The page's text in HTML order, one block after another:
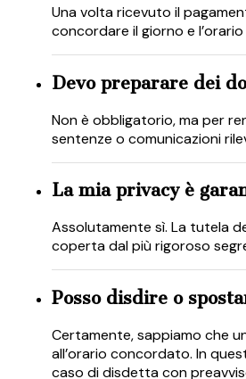
Una volta ricevuto il
concordare il giorno e
Devo preparare dei
Non è obbligatorio, ma per
sentenze o comunicazioni
La mia privacy è
Assolutamente sì. La tutela
coperta dal più rigoroso
Posso disdire o
Certamente, sappiamo che
all’orario concordato. In
caso di disdetta con